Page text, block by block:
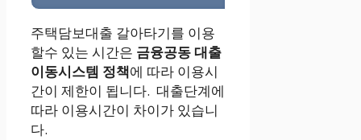
주택담보대출 갈아타기를 이용
할수 있는 시간은 금융공동 대출
이동시스템 정책에 따라 이용시
간이 제한이 됩니다. 대출단계에
따라 이용시간이 차이가 있습니
다.